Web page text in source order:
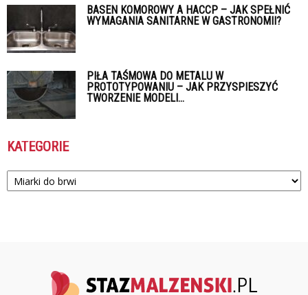
BASEN KOMOROWY A HACCP – JAK SPEŁNIĆ
WYMAGANIA SANITARNE W GASTRONOMII?
PIŁA TAŚMOWA DO METALU W
PROTOTYPOWANIU – JAK PRZYSPIESZYĆ
TWORZENIE MODELI...
KATEGORIE
Kategorie